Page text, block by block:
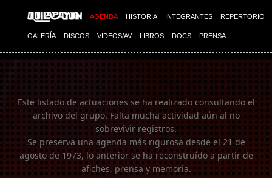
AGENDA HISTORIA INTEGRANTES REPERTORIO
GALERÍA DISCOS VIDEOS/AV LIBROS DOCS PRENSA
Imagen 01
Este listado de actuaciones se ha realizado consultando el
archivo del grupo. Falta mucha actividad aún al no
sobrevivir registros.
Se preserva una agenda más rigurosa desde el 21 de
agosto de 1973, lo anterior se ha reconstruído a partir de
afiches, prensa y memoria.